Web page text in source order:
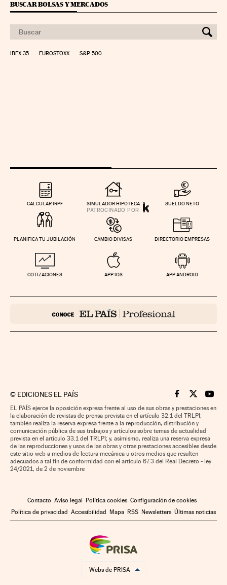
BUSCAR BOLSAS Y MERCADOS
IBEX 35 EUROSTOXX S&P 500
CALCULAR IRPF SIMULADOR HIPOTECA SUELDO NETO
PLANIFICA TU JUBILACIÓN CAMBIO DIVISAS DIRECTORIO EMPRESAS
COTIZACIONES APP IOS APP ANDROID
© EDICIONES EL PAÍS Cinco Días en
Cinco Días
Cinco
EL PAÍS ejerce la oposición expresa frente al uso de sus obras y prestaciones en
la elaboración de revistas de prensa prevista en el artículo 32.1 del TRLPI;
también realiza la reserva expresa frente a la reproducción, distribución y
comunicación pública de sus trabajos y artículos sobre temas de actualidad
prevista en el artículo 33.1 del TRLPI; y, asimismo, realiza una reserva expresa
de las reproducciones y usos de las obras y otras prestaciones accesibles desde
este sitio web a medios de lectura mecánica u otros medios que resulten
adecuados a tal fin de conformidad con el artículo 67.3 del Real Decreto - ley
24/2021, de 2 de noviembre
Contacto Aviso legal Política cookies Configuración de cookies
Política de privacidad Accesibilidad Mapa RSS Newsletters Últimas noticias
Webs de PRISA